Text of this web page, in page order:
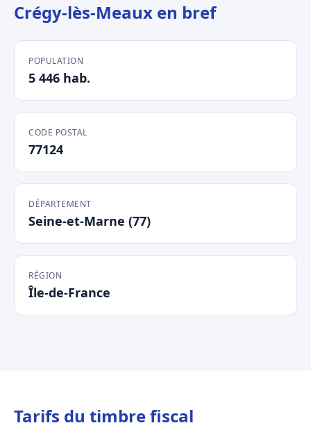
Crégy-lès-Meaux en bref
POPULATION
5 446 hab.
CODE POSTAL
77124
DÉPARTEMENT
Seine-et-Marne (77)
RÉGION
Île-de-France
Tarifs du timbre fiscal